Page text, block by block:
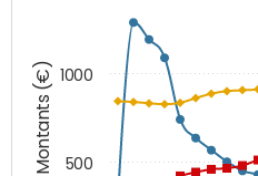
Montants (€) 500
1000